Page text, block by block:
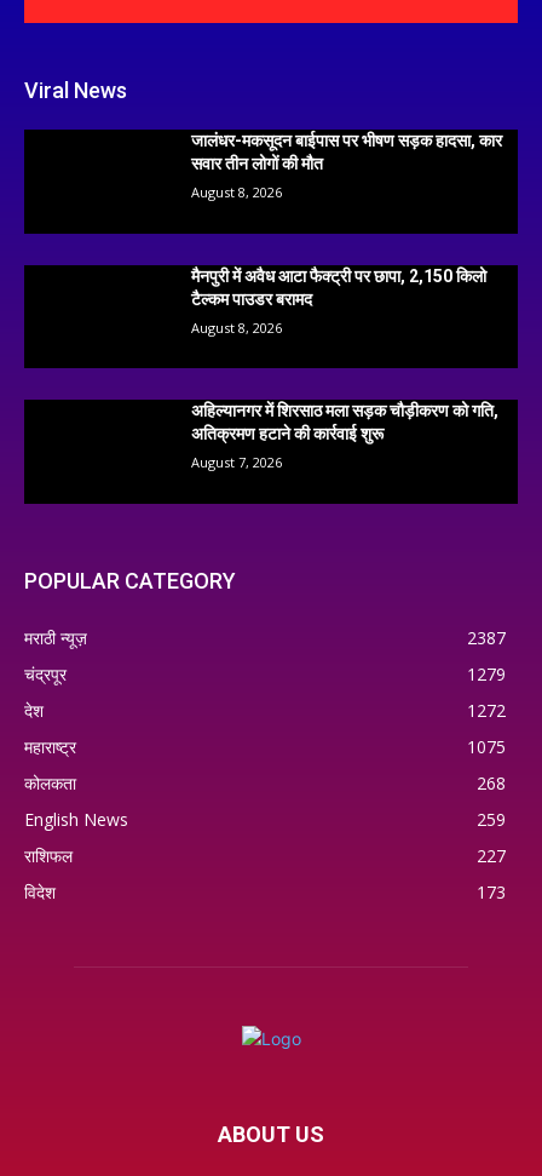
Viral News
जालंधर-मकसूदन बाईपास पर भीषण सड़क हादसा, कार
सवार तीन लोगों की मौत
August 8, 2026
मैनपुरी में अवैध आटा फैक्ट्री पर छापा, 2,150 किलो
टैल्कम पाउडर बरामद
August 8, 2026
अहिल्यानगर में शिरसाठ मला सड़क चौड़ीकरण को गति,
अतिक्रमण हटाने की कार्रवाई शुरू
August 7, 2026
POPULAR CATEGORY
मराठी न्यूज़
2387
चंद्रपूर
1279
देश
1272
महाराष्ट्र
1075
कोलकता
268
English News
259
राशिफल
227
विदेश
173
ABOUT US